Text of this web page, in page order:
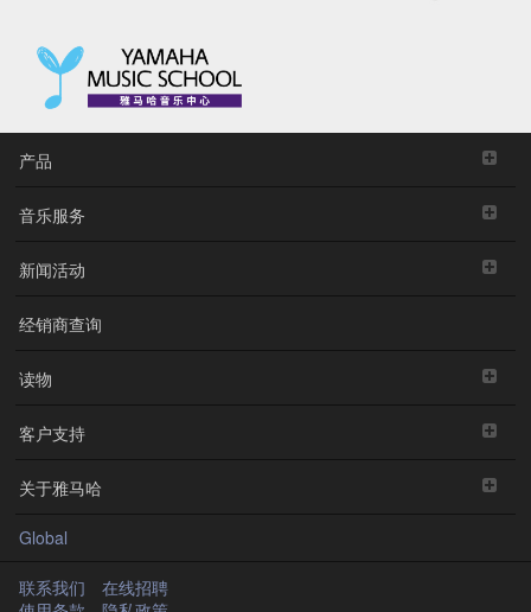
产品
音乐服务
新闻活动
经销商查询
读物
客户支持
关于雅马哈
Global
联系我们
在线招聘